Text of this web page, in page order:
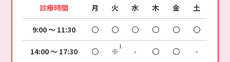
診療時間 月 火 水 木 金 土
9:00 ～ 11:30 〇 〇 〇 〇 〇 〇
14:00 ～ 17:30 〇 ※ - 〇 〇 -